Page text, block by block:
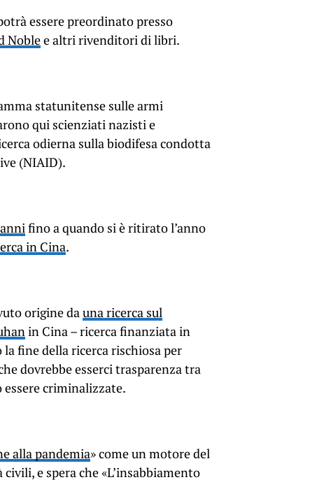
essere preordinato presso
Noblee altri rivenditori di libri.
statunitense sulle armi
qui scienziati nazisti e
odierna sulla biodifesa condotta
(NIAID).
fino a quando si è ritirato l’anno
in Cina.
origine dauna ricerca sul
in Cina – ricerca finanziata in
fine della ricerca rischiosa per
dovrebbe esserci trasparenza tra
essere criminalizzate.
alla pandemia» come un motore del
e spera che «L’insabbiamento